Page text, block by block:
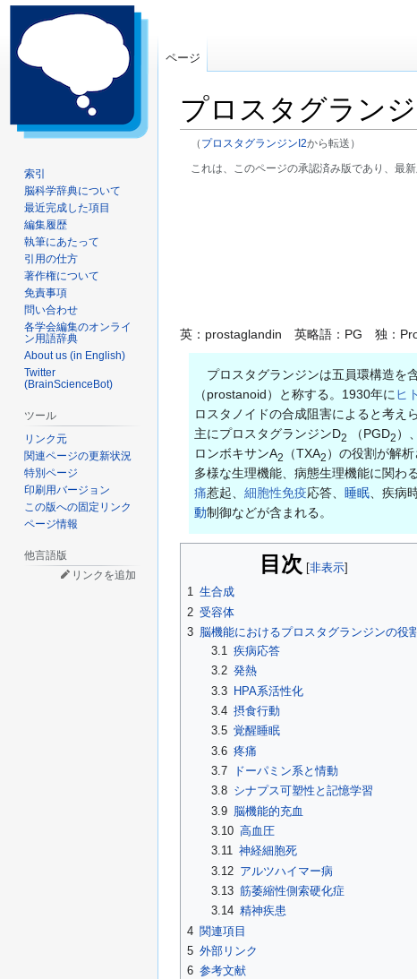
プロスタグラン
（ プロスタグランジンI2から転送）
これは、このページの承認済み版であり、最新
に
移
英：prostaglandin 英略語：PG 独：
プロスタグランジンは五員環構造を
（prostanoid）と称する。1930年にヒト
ロスタノイドの合成阻害によると考え
主にプロスタグランジンD2 （PGD2 ）
ロンボキサンA2 （TXA2 ）の役割が解
多様な生理機能、病態生理機能に関わる
痛惹起、 細胞性免疫応答、 睡眠、疾病
動制御などが含まれる。
目次
1 生合成
2 受容体
3 脳機能におけるプロスタグランジンの役
3.1 疾病応答
3.2 発熱
3.3
HPA系活性化
3.4 摂食行動
3.5 覚醒睡眠
3.6 疼痛
3.7
ドーパミン系と情動
3.8 シナプス可塑性と記憶学習
3.9 脳機能的充血
3.10 高血圧
3.11 神経細胞死
3.12 アルツハイマー病
3.13 筋萎縮性側索硬化症
3.14 精神疾患
4 関連項目
5 外部リンク
6 参考文献
ページ
索引
脳科学辞典について
最近完成した項目
編集履歴
執筆にあたって
引用の仕方
著作権について
免責事項
問い合わせ
各学会編集のオンライ
ン用語辞典
About us (in English)
Twitter
(BrainScienceBot)
ツール
リンク元
関連ページの更新状況
特別ページ
印刷用バージョン
この版への固定リンク
ページ情報
他言語版
リンクを追加